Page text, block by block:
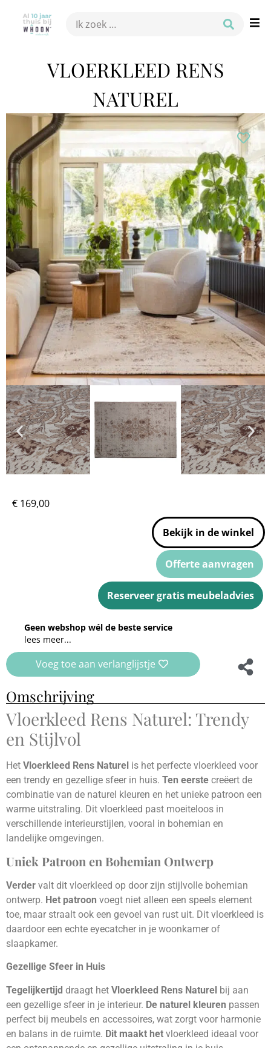
VLOERKLEED RENS
NATUREL
€ 169,00
Bekijk in de winkel
Offerte aanvragen
Reserveer gratis meubeladvies
Geen webshop wél de beste service
lees meer...
Voeg toe aan verlanglijstje
Omschrijving
Vloerkleed Rens Naturel: Trendy
en Stijlvol
Het Vloerkleed Rens Naturel is het perfecte vloerkleed voor
een trendy en gezellige sfeer in huis. Ten eerste creëert de
combinatie van de naturel kleuren en het unieke patroon een
warme uitstraling. Dit vloerkleed past moeiteloos in
verschillende interieurstijlen, vooral in bohemian en
landelijke omgevingen.
Uniek Patroon en Bohemian Ontwerp
Verder valt dit vloerkleed op door zijn stijlvolle bohemian
ontwerp. Het patroon voegt niet alleen een speels element
toe, maar straalt ook een gevoel van rust uit. Dit vloerkleed is
daardoor een echte eyecatcher in je woonkamer of
slaapkamer.
Gezellige Sfeer in Huis
Tegelijkertijd draagt het Vloerkleed Rens Naturel bij aan
een gezellige sfeer in je interieur. De naturel kleuren passen
perfect bij meubels en accessoires, wat zorgt voor harmonie
en balans in de ruimte. Dit maakt het vloerkleed ideaal voor